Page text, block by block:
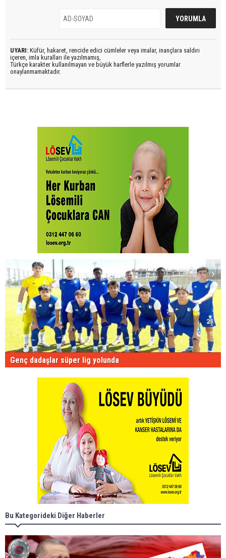
UYARI: Küfür, hakaret, rencide edici cümleler veya imalar, inançlara saldırı
içeren, imla kuralları ile yazılmamış,
Türkçe karakter kullanılmayan ve büyük harflerle yazılmış yorumlar
onaylanmamaktadır.
Genç dadaşlar süper lig yolunda
Bu Kategorideki Diğer Haberler